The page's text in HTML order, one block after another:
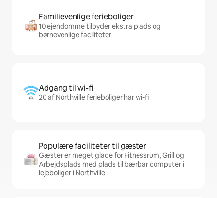
Familievenlige ferieboliger
10 ejendomme tilbyder ekstra plads og
børnevenlige faciliteter
Adgang til wi-fi
20 af Northville ferieboliger har wi-fi
Populære faciliteter til gæster
Gæster er meget glade for Fitnessrum, Grill og
Arbejdsplads med plads til bærbar computer i
lejeboliger i Northville